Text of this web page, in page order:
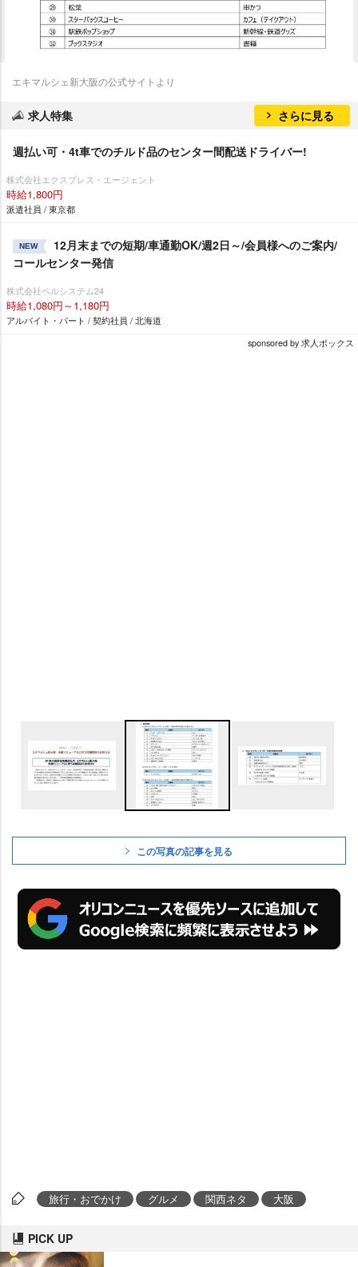
エキマルシェ新大阪の公式サイトより
求人特集 さらに見る
週払い可・4t車でのチルド品のセンター間配送ドライバー!
株式会社エクスプレス・エージェント
時給1,800円
派遣社員 / 東京都
NEW
12月末までの短期/車通勤OK/週2日～/会員様へのご案内/
コールセンター発信
株式会社ベルシステム24
時給1,080円～1,180円
アルバイト・パート / 契約社員 / 北海道
sponsored by 求人ボックス
この写真の記事を見る
旅行・おでかけ グルメ 関西ネタ 大阪
PICK UP